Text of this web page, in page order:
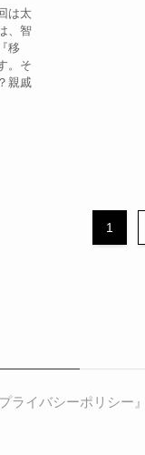
は太
、智
移
。そ
親戚
1
プライバシーポリシー